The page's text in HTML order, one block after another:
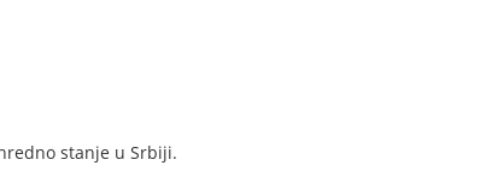
stanje u Srbiji.